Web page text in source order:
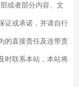
或者部分内容、文
证或承诺，并请自行
的直接责任及连带责
时联系本站，本站将